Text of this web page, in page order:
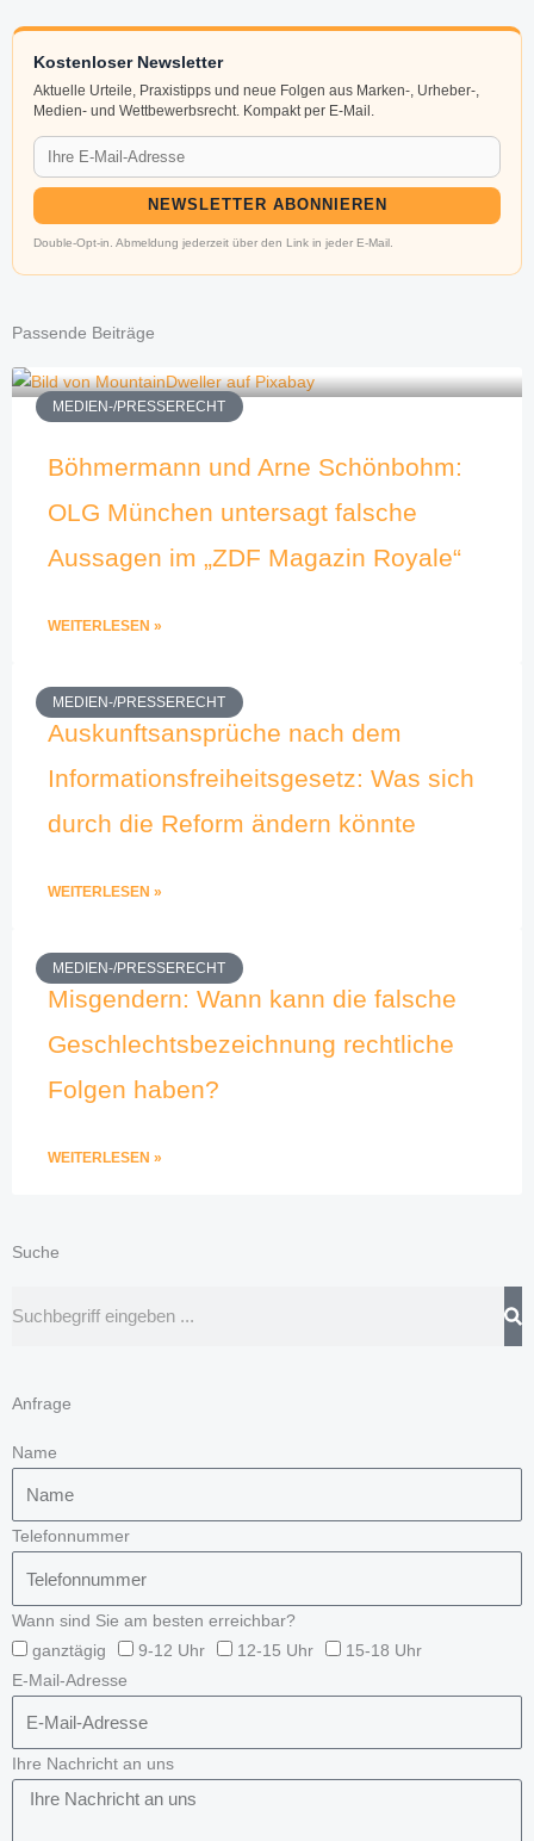
Kostenloser Newsletter
Aktuelle Urteile, Praxistipps und neue Folgen aus Marken-, Urheber-,
Medien- und Wettbewerbsrecht. Kompakt per E-Mail.
NEWSLETTER ABONNIEREN
Double-Opt-in. Abmeldung jederzeit über den Link in jeder E-Mail.
Passende Beiträge
MEDIEN-/PRESSERECHT
Böhmermann und Arne Schönbohm:
OLG München untersagt falsche
Aussagen im „ZDF Magazin Royale“
WEITERLESEN »
MEDIEN-/PRESSERECHT
Auskunftsansprüche nach dem
Informationsfreiheitsgesetz: Was sich
durch die Reform ändern könnte
WEITERLESEN »
MEDIEN-/PRESSERECHT
Misgendern: Wann kann die falsche
Geschlechtsbezeichnung rechtliche
Folgen haben?
WEITERLESEN »
Suche
Anfrage
Name
Telefonnummer
Wann sind Sie am besten erreichbar?
ganztägig
9-12 Uhr 12-15 Uhr
15-18 Uhr
E-Mail-Adresse
Ihre Nachricht an uns